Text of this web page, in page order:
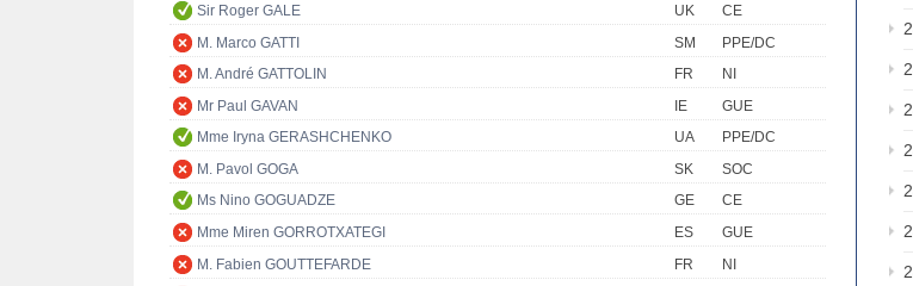
Sir Roger GALE
UK
CE
M. Marco GATTI
SM
PPE/DC
M. André GATTOLIN
FR
NI
Mr Paul GAVAN
IE
GUE
Mme Iryna GERASHCHENKO
UA
PPE/DC
M. Pavol GOGA
SK
SOC
Ms Nino GOGUADZE
GE
CE
Mme Miren GORROTXATEGI
ES
GUE
M. Fabien GOUTTEFARDE
FR
NI